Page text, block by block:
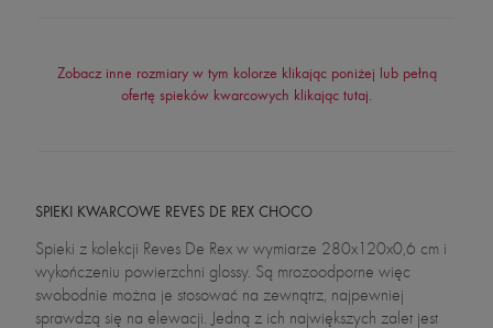
Zobacz inne rozmiary w tym kolorze klikając poniżej lub pełną
ofertę spieków kwarcowych klikając tutaj.
SPIEKI KWARCOWE REVES DE REX CHOCO
Spieki z kolekcji Reves De Rex w wymiarze 280x120x0,6 cm i
wykończeniu powierzchni glossy. Są mrozoodporne więc
swobodnie można je stosować na zewnątrz, najpewniej
sprawdzą się na elewacji. Jedną z ich największych zalet jest